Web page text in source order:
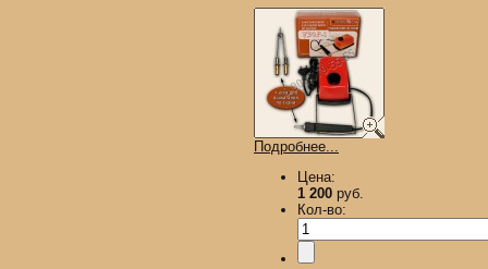
Подробнее...
Цена:
1 200 руб.
Кол-во: